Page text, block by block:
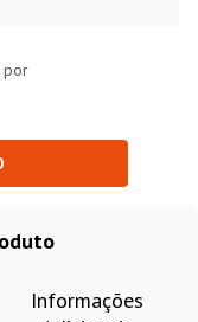
por
Informações